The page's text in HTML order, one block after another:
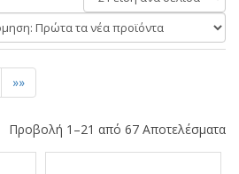
ανά
σελίδα
»»
Προβολή 1–21 από 67 Αποτελέσματα